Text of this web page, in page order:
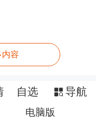
单整体承压，
保渠道深化合
价值率有望持
内容
自选 导航
电脑版